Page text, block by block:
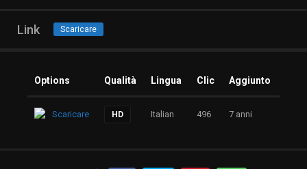
Link Scaricare
Options Qualità Lingua Clic Aggiunto
Scaricare HD Italian 496 7 anni